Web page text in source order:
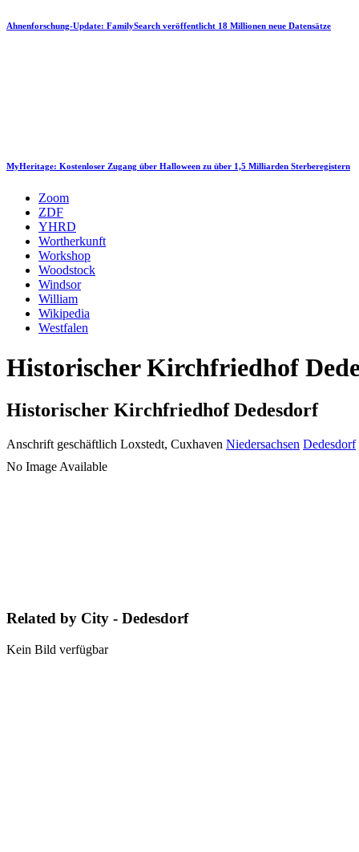
Ahnenforschung-Update: FamilySearch veröffentlicht 18 Millionen neue Datensätze
MyHeritage: Kostenloser Zugang über Halloween zu über 1,5 Milliarden Sterberegistern
Zoom
ZDF
YHRD
Wortherkunft
Workshop
Woodstock
Windsor
William
Wikipedia
Westfalen
Historischer Kirchfriedhof
Historischer Kirchfriedhof Dedesdorf
Anschrift geschäftlich Loxstedt, Cuxhaven Niedersachsen Dedesdorf
No Image Available
Related by City - Dedesdorf
Kein Bild verfügbar